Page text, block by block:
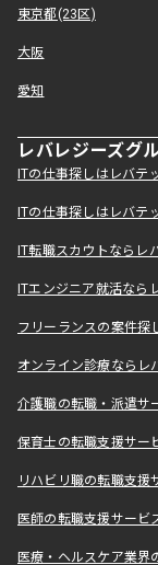
東京都(23区)
大阪
愛知
レバレジーズグ
ITの仕事探しはレバテ
ITの仕事探しはレバテ
IT転職スカウトならレ
ITエンジニア就活なら
フリーランスの案件探
オンライン診療ならレ
介護職の転職・派遣サ
保育士の転職支援サー
リハビリ職の転職支援
医師の転職支援サービ
医療・ヘルスケア業界